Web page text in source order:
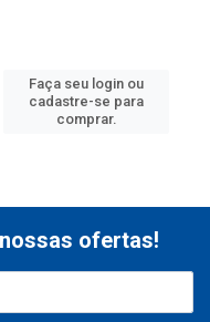
Faça seu login ou
cadastre-se para
comprar.
ofertas!